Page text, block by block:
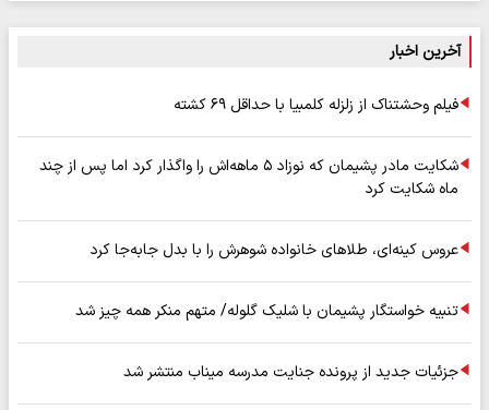
آخرین اخبار
فیلم وحشتناک از زلزله کلمبیا با حداقل ۶۹ کشته
شکایت مادر پشیمان که نوزاد ۵ ماهه‌اش را واگذار کرد اما پس از چند
ماه شکایت کرد
عروس کینه‌ای، طلاهای خانواده شوهرش را با بدل جابه‌جا کرد
تنبیه خواستگار پشیمان با شلیک گلوله/ متهم منکر همه چیز شد
جزئیات جدید از پرونده جنایت مدرسه میناب منتشر شد